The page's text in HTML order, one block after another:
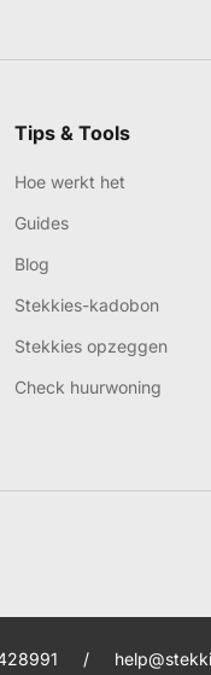
Tips & Tools
Hoe werkt het
Guides
Blog
Stekkies-kadobon
Stekkies opzeggen
Check huurwoning
/